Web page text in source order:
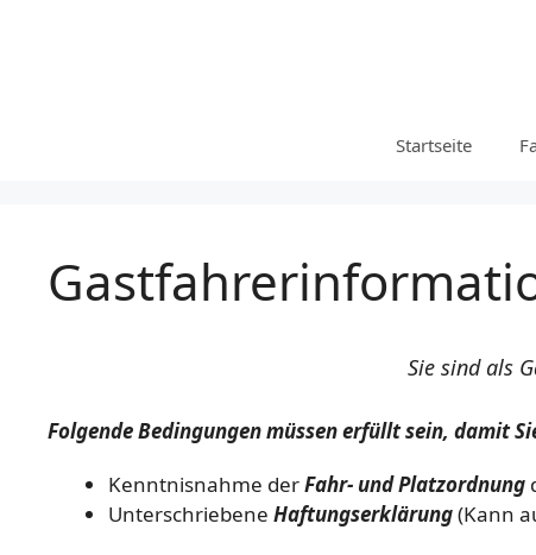
Startseite
Sie sind als
Folgende Bedingungen müssen erfüllt sein, damit
Kenntnisnahme derFahr- und Platzordnung
Unterschriebene Haftungserklärung(Kann